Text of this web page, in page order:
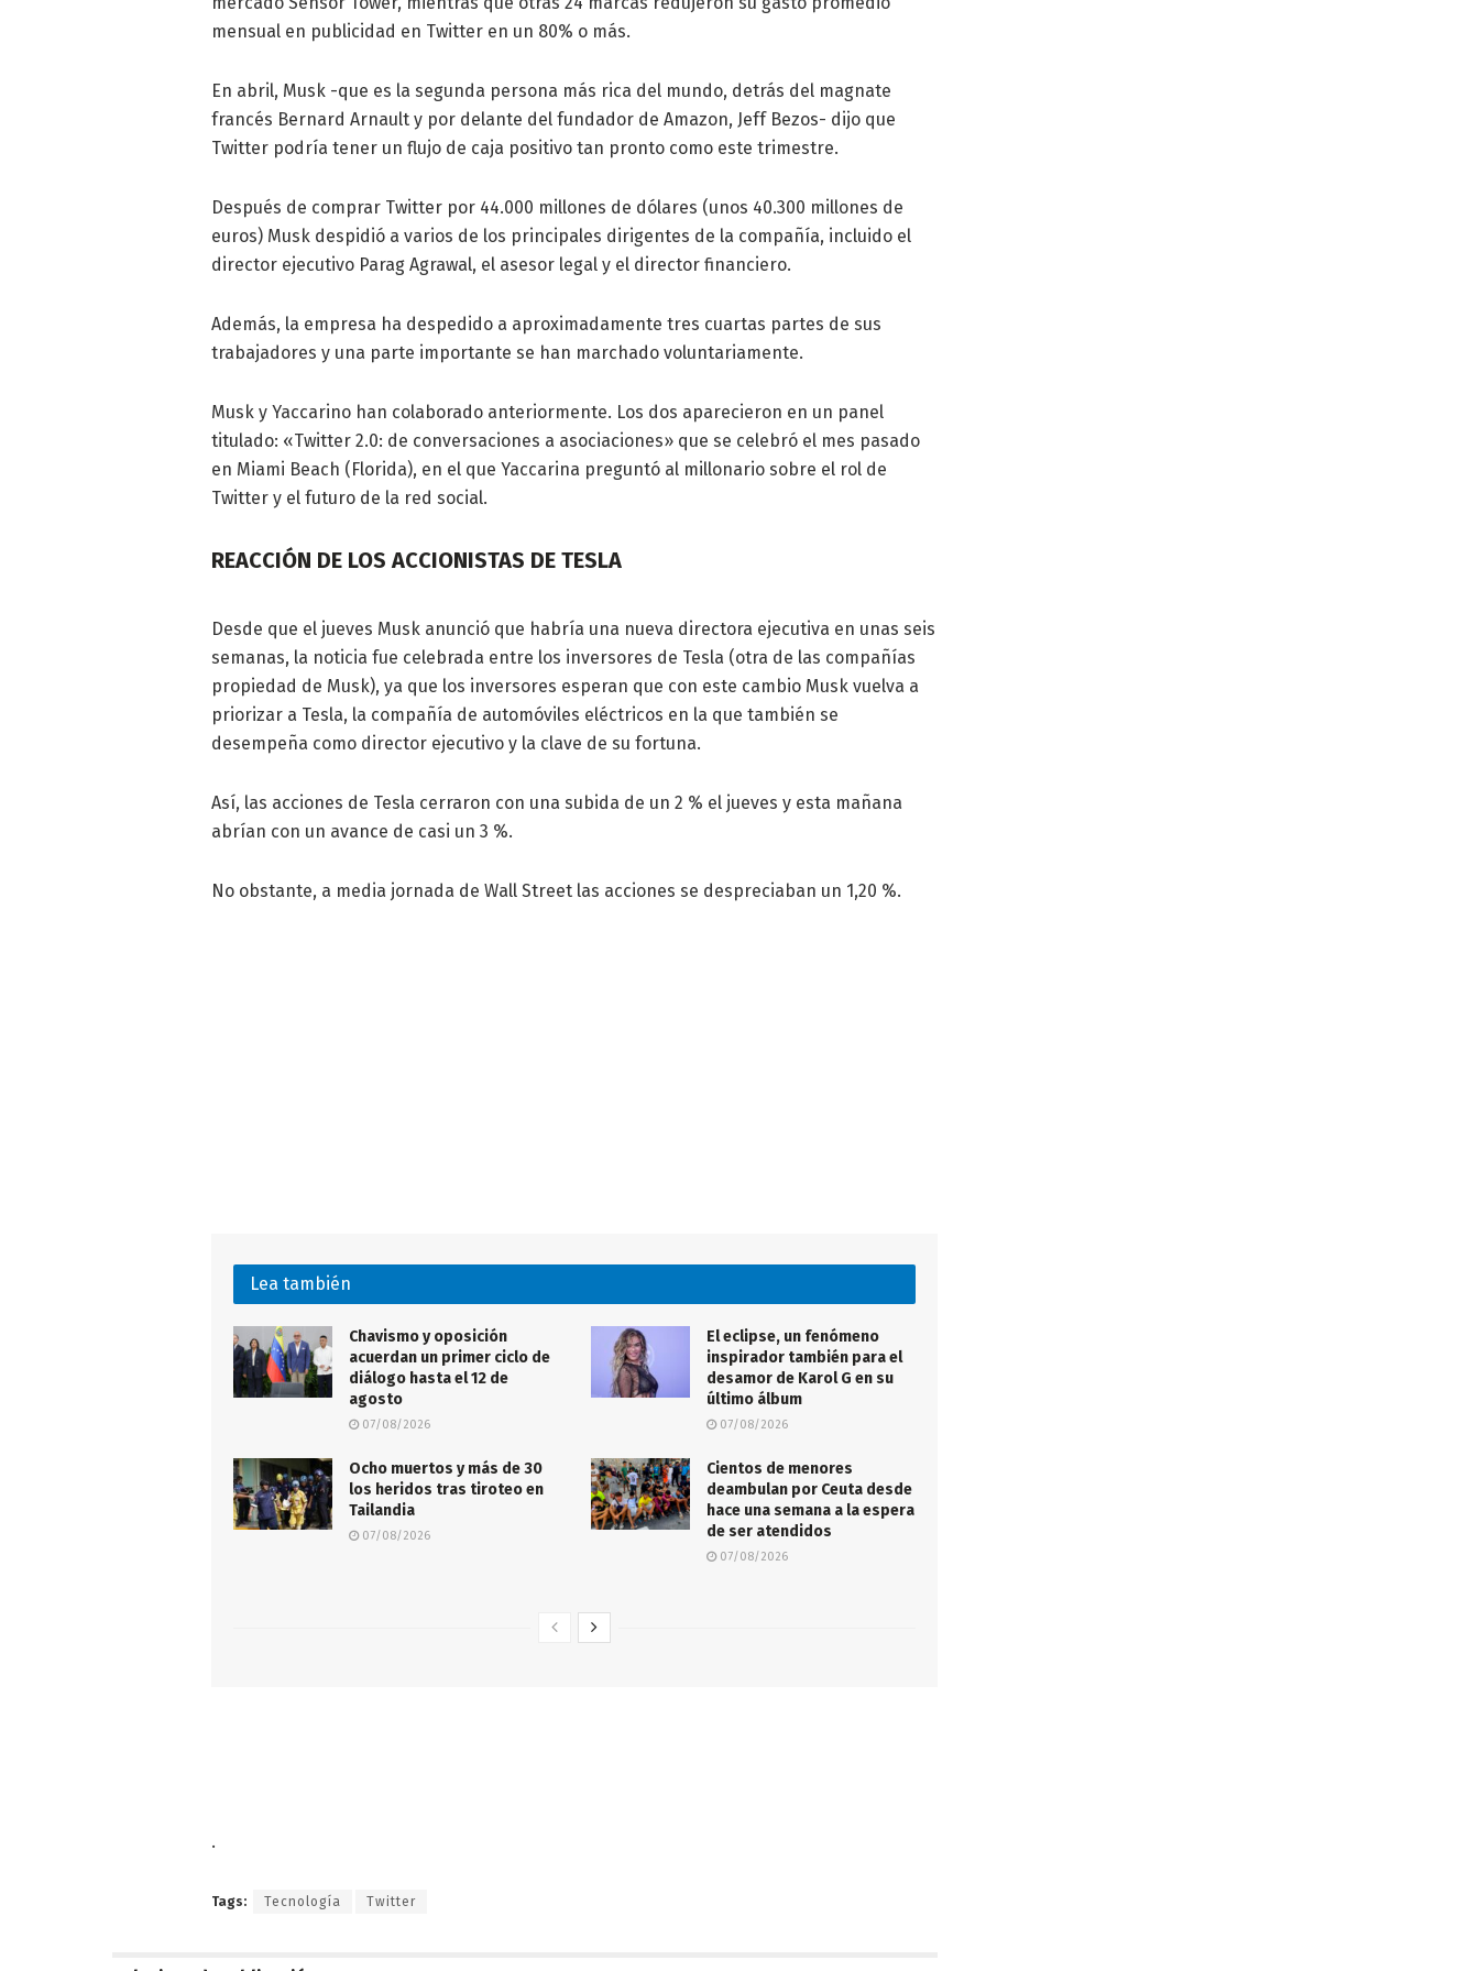
mensual en publicidad en Twitter en un 80% o más.
En abril, Musk -que es la segunda persona más rica del mundo, detrás del magnate
francés Bernard Arnault y por delante del fundador de Amazon, Jeff Bezos- dijo que
Twitter podría tener un flujo de caja positivo tan pronto como este trimestre.
Después de comprar Twitter por 44.000 millones de dólares (unos 40.300 millones de
euros) Musk despidió a varios de los principales dirigentes de la compañía, incluido el
director ejecutivo Parag Agrawal, el asesor legal y el director financiero.
Además, la empresa ha despedido a aproximadamente tres cuartas partes de sus
trabajadores y una parte importante se han marchado voluntariamente.
Musk y Yaccarino han colaborado anteriormente. Los dos aparecieron en un panel
titulado: «Twitter 2.0: de conversaciones a asociaciones» que se celebró el mes pasado
en Miami Beach (Florida), en el que Yaccarina preguntó al millonario sobre el rol de
Twitter y el futuro de la red social.
REACCIÓN DE LOS ACCIONISTAS DE TESLA
Desde que el jueves Musk anunció que habría una nueva directora ejecutiva en unas seis
semanas, la noticia fue celebrada entre los inversores de Tesla (otra de las compañías
propiedad de Musk), ya que los inversores esperan que con este cambio Musk vuelva a
priorizar a Tesla, la compañía de automóviles eléctricos en la que también se
desempeña como director ejecutivo y la clave de su fortuna.
Así, las acciones de Tesla cerraron con una subida de un 2 % el jueves y esta mañana
abrían con un avance de casi un 3 %.
No obstante, a media jornada de Wall Street las acciones se despreciaban un 1,20 %.
Lea también
Chavismo y oposición
acuerdan un primer ciclo de
diálogo hasta el 12 de
agosto
07/08/2026
El eclipse, un fenómeno
inspirador también para el
desamor de Karol G en su
último álbum
07/08/2026
Ocho muertos y más de 30
los heridos tras tiroteo en
Tailandia
07/08/2026
Cientos de menores
deambulan por Ceuta desde
hace una semana a la espera
de ser atendidos
07/08/2026
.
Tags: Tecnología Twitter